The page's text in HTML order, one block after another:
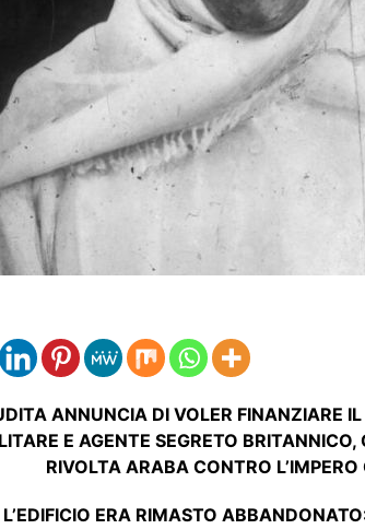
ANNUNCIA DI VOLER FINANZIARE
E AGENTE SEGRETO
RIVOLTA ARABA CONTRO
ERA RIMASTO